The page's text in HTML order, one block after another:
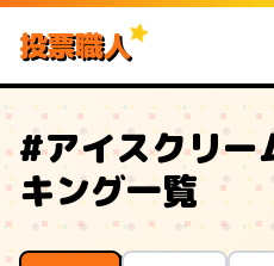
投票職人
#アイスクリー
キング一覧